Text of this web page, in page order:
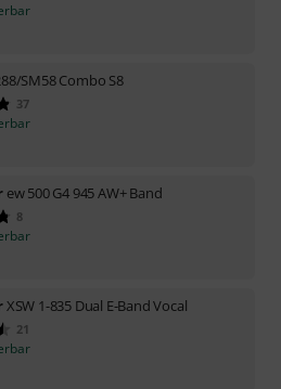
SM58 Combo S8
37
ew 500 G4 945 AW+ Band
8
XSW 1-835 Dual E-Band Vocal
21